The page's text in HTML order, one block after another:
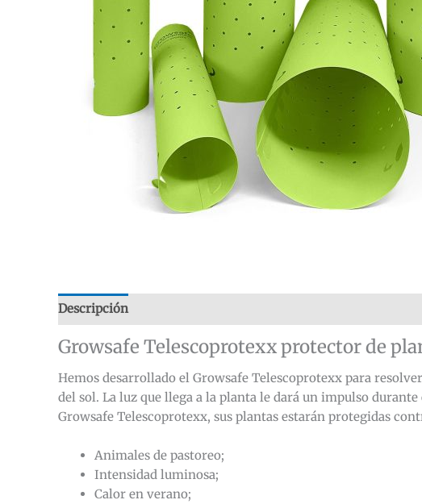
Descripción
Growsafe Telescoprotexx protector de
Hemos desarrollado el Growsafe Telescoprotexx para
del sol. La luz que llega a la planta le dará un impulso
Growsafe Telescoprotexx, sus plantas estarán protegidas
Animales de pastoreo;
Intensidad luminosa;
Calor en verano;